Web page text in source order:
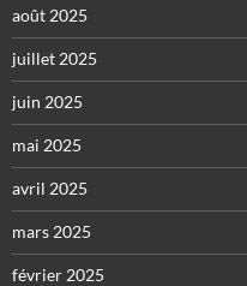
août 2025
juillet 2025
juin 2025
mai 2025
avril 2025
mars 2025
février 2025